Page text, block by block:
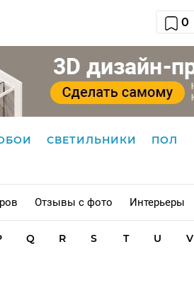
0
СВЕТИЛЬНИКИ ПОЛ
Отзывы с фото Интерьеры
Q R S T U V